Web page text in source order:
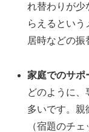
れ替わりが少
らえるとい
居時などの振
家庭でのサポ
どのように、
多いです。親
（宿題のチ